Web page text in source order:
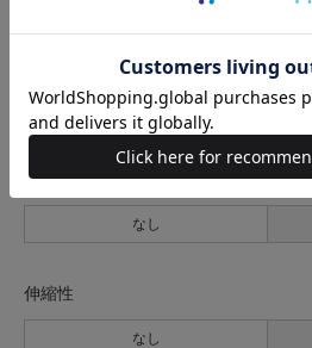
なし
透け感
なし
伸縮性
なし